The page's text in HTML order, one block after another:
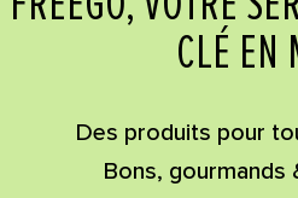
CLÉ EN
Des produits pour
Bons, gourmands